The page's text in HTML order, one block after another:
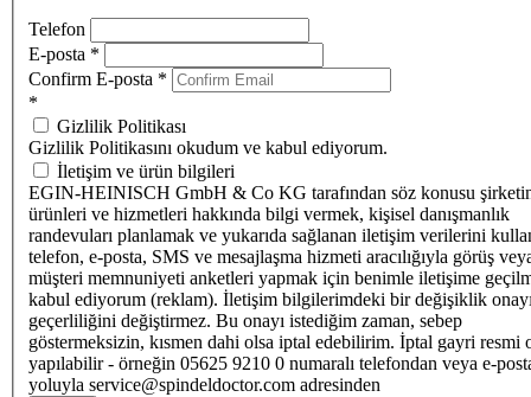
Telefon
E-posta *
Confirm E-posta *
*
Gizlilik Politikası
Gizlilik Politikasını okudum ve kabul ediyorum.
İletişim ve ürün bilgileri
EGIN-HEINISCH GmbH & Co KG tarafından söz konusu
ürünleri ve hizmetleri hakkında bilgi vermek, kişisel danışmanlık
randevuları planlamak ve yukarıda sağlanan iletişim verilerini
telefon, e-posta, SMS ve mesajlaşma hizmeti aracılığıyla görüş
müşteri memnuniyeti anketleri yapmak için benimle iletişime
kabul ediyorum (reklam). İletişim bilgilerimdeki bir değişiklik
geçerliliğini değiştirmez. Bu onayı istediğim zaman, sebep
göstermeksizin, kısmen dahi olsa iptal edebilirim. İptal gayri resmi
yapılabilir - örneğin 05625 9210 0 numaralı telefondan veya e-
yoluyla service@spindeldoctor.com adresinden